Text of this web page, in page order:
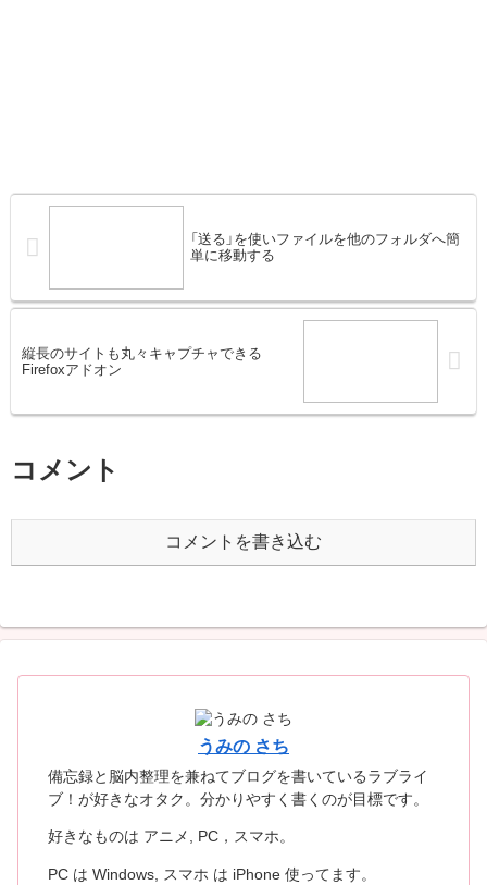
「送る」を使いファイルを他のフォルダへ簡
単に移動する
縦長のサイトも丸々キャプチャできる
Firefoxアドオン
コメント
コメントを書き込む
うみの さち
備忘録と脳内整理を兼ねてブログを書いているラブライ
ブ！が好きなオタク。分かりやすく書くのが目標です。
好きなものは アニメ, PC，スマホ。
PC は Windows, スマホ は iPhone 使ってます。